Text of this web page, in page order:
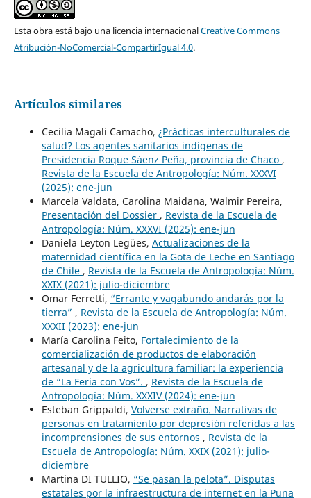
Esta obra está bajo una licencia internacionalCreative Commons
Atribución-NoComercial-CompartirIgual 4.0.
Artículos similares
Cecilia Magali Camacho, ¿Prácticas interculturales de
salud? Los agentes sanitarios indígenas de
Presidencia Roque Sáenz Peña, provincia de Chaco ,
Revista de la Escuela de Antropología: Núm. XXXVI
(2025): ene-jun
Marcela Valdata, Carolina Maidana, Walmir Pereira,
Presentación del Dossier , Revista de la Escuela de
Antropología: Núm. XXXVI (2025): ene-jun
Daniela Leyton Legües, Actualizaciones de la
maternidad científica en la Gota de Leche en Santiago
de Chile , Revista de la Escuela de Antropología: Núm.
XXIX (2021): julio-diciembre
Omar Ferretti, “Errante y vagabundo andarás por la
tierra” , Revista de la Escuela de Antropología: Núm.
XXXII (2023): ene-jun
María Carolina Feito, Fortalecimiento de la
comercialización de productos de elaboración
artesanal y de la agricultura familiar: la experiencia
de “La Feria con Vos”. , Revista de la Escuela de
Antropología: Núm. XXXIV (2024): ene-jun
Esteban Grippaldi, Volverse extraño. Narrativas de
personas en tratamiento por depresión referidas a las
incomprensiones de sus entornos , Revista de la
Escuela de Antropología: Núm. XXIX (2021): julio-
diciembre
Martina DI TULLIO, “Se pasan la pelota”. Disputas
estatales por la infraestructura de internet en la Puna